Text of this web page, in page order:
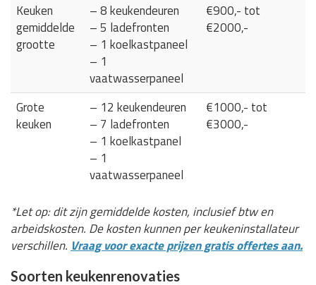
Keuken
gemiddelde
grootte
– 8 keukendeuren
– 5 ladefronten
– 1 koelkastpaneel
– 1
vaatwasserpaneel
€900,- tot
€2000,-
Grote
keuken
– 12 keukendeuren
– 7 ladefronten
– 1 koelkastpanel
– 1
vaatwasserpaneel
€1000,- tot
€3000,-
*Let op: dit zijn gemiddelde kosten, inclusief btw en
arbeidskosten. De kosten kunnen per keukeninstallateur
verschillen. Vraag voor exacte prijzen gratis offertes aan.
Soorten keukenrenovaties